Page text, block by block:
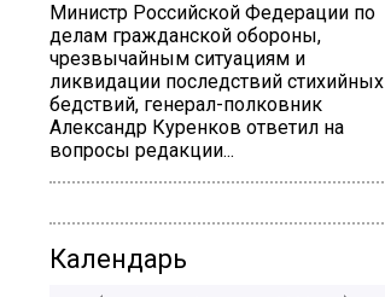
Министр Российской Федерации по
делам гражданской обороны,
чрезвычайным ситуациям и
ликвидации последствий стихийных
бедствий, генерал-полковник
Александр Куренков ответил на
вопросы редакции...
Календарь